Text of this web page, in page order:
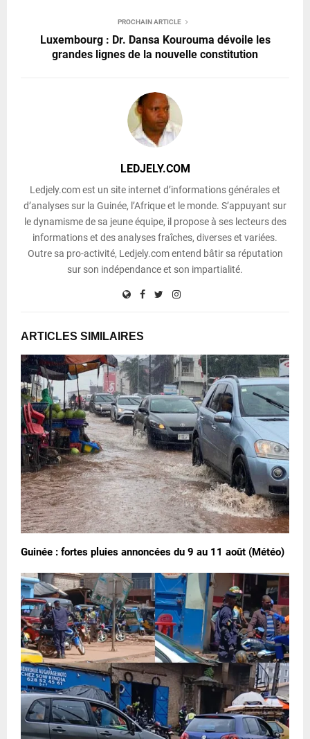
PROCHAIN ARTICLE
Luxembourg : Dr. Dansa Kourouma dévoile les
grandes lignes de la nouvelle constitution
LEDJELY.COM
Ledjely.com est un site internet d’informations générales et
d’analyses sur la Guinée, l’Afrique et le monde. S’appuyant sur
le dynamisme de sa jeune équipe, il propose à ses lecteurs des
informations et des analyses fraîches, diverses et variées.
Outre sa pro-activité, Ledjely.com entend bâtir sa réputation
sur son indépendance et son impartialité.
ARTICLES SIMILAIRES
Guinée : fortes pluies annoncées du 9 au 11 août (Météo)